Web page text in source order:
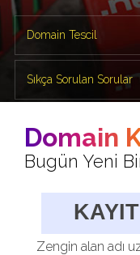
Domain Tescil
Sıkça Sorulan Sorular
Domain
Bugün Yeni
KAYIT
Zengin alan adı